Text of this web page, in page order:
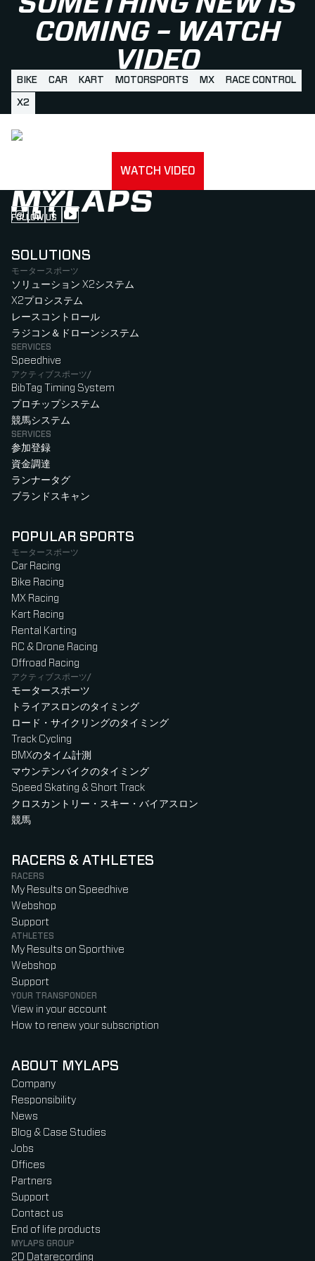
COMING – WATCH
VIDEO
BIKE CAR KART MOTORSPORTS MX RACE CONTROL
X2
WATCH VIDEO
FOLLOW US
Follow us on Instagram (Opens in new tab)
Follow us on LinkedIn (Opens in new tab)
Follow us on Facebook (Opens in new tab)
Follow us on YouTube (Opens in new tab)
SOLUTIONS
モータースポーツ
ソリューション X2システム
X2プロシステム
レースコントロール
ラジコン＆ドローンシステム
SERVICES
Speedhive
アクティブスポーツ/
BibTag Timing System
プロチップシステム
競馬システム
SERVICES
参加登録
資金調達
ランナータグ
ブランドスキャン
POPULAR SPORTS
モータースポーツ
Car Racing
Bike Racing
MX Racing
Kart Racing
Rental Karting
RC & Drone Racing
Offroad Racing
アクティブスポーツ/
モータースポーツ
トライアスロンのタイミング
ロード・サイクリングのタイミング
Track Cycling
BMXのタイム計測
マウンテンバイクのタイミング
Speed Skating & Short Track
クロスカントリー・スキー・バイアスロン
競馬
RACERS & ATHLETES
RACERS
My Results on Speedhive
Webshop
Support
ATHLETES
My Results on Sporthive
Webshop
Support
YOUR TRANSPONDER
View in your account
How to renew your subscription
ABOUT MYLAPS
Company
Responsibility
News
Blog & Case Studies
Jobs
Offices
Partners
Support
Contact us
End of life products
MYLAPS GROUP
2D Datarecording